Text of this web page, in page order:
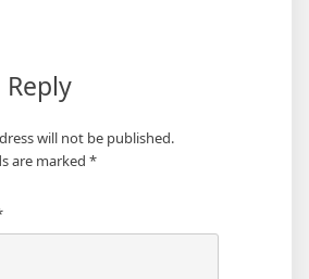
Reply
will not be published.
are marked *